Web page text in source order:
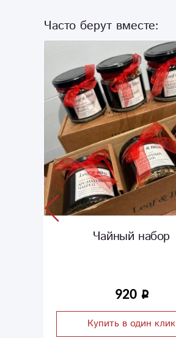
Часто берут вместе:
Чайный набор
920
Купить в один клик